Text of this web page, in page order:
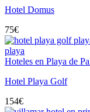
Hotel Domus
75€
Hoteles en Playa de
Hotel Playa Golf
154€